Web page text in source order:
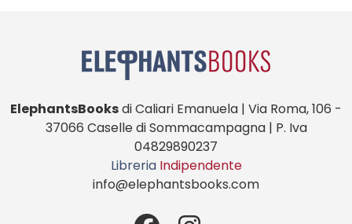
ElephantsBooksdi Caliari Emanuela | Via Roma, 106 -
37066 Caselle di Sommacampagna | P. Iva
04829890237
Libreria Indipendente
info@elephantsbooks.com